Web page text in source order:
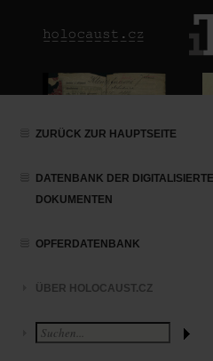
ZURÜCK ZUR HAUPTSEITE
DATENBANK DER
DOKUMENTEN
OPFERDATENBANK
ÜBER HOLOCAUST.CZ